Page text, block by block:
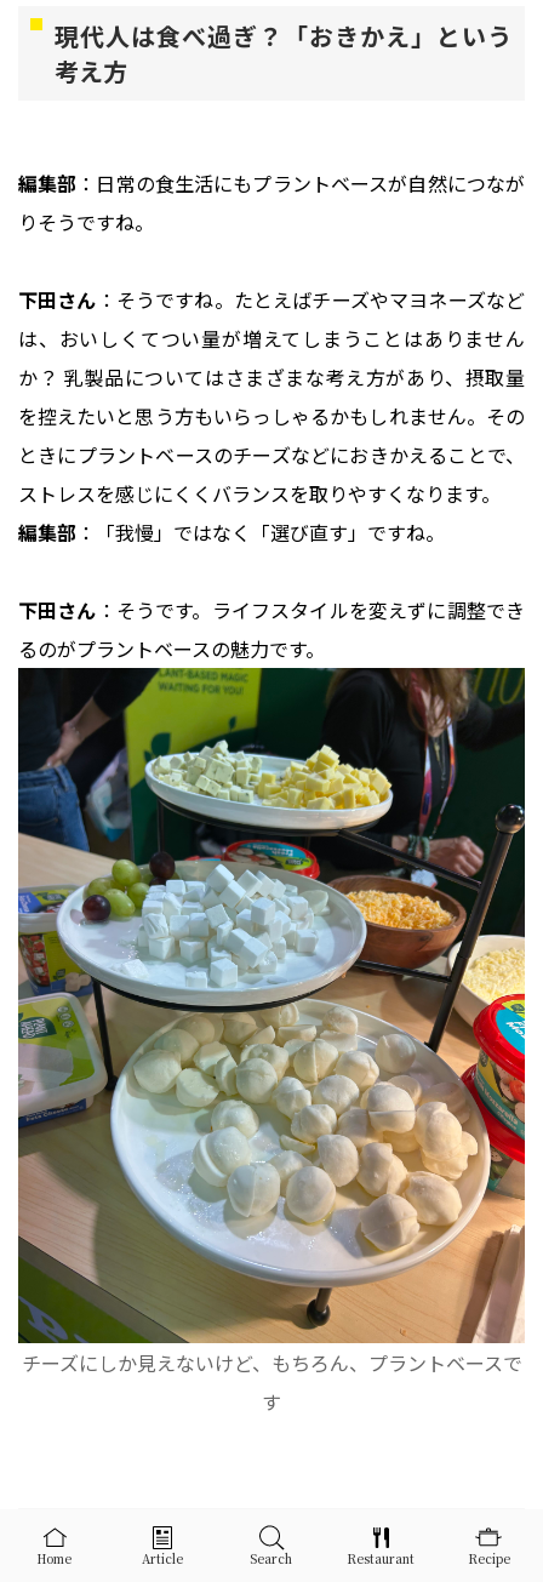
Home Article Search Restaurant Recipe
現代人は食べ過ぎ？「おきかえ」という
考え方
編集部 ：日常の食生活にもプラントベースが自然につなが
りそうですね。
下田さん ：そうですね。たとえばチーズやマヨネーズなど
は、おいしくてつい量が増えてしまうことはありません
か？ 乳製品についてはさまざまな考え方があり、摂取量
を控えたいと思う方もいらっしゃるかもしれません。その
ときにプラントベースのチーズなどにおきかえることで、
ストレスを感じにくくバランスを取りやすくなります。
編集部 ：「我慢」ではなく「選び直す」ですね。
下田さん ：そうです。ライフスタイルを変えずに調整でき
るのがプラントベースの魅力です。
チーズにしか見えないけど、もちろん、プラントベースで
す
「胃腸を休ませる」という視点